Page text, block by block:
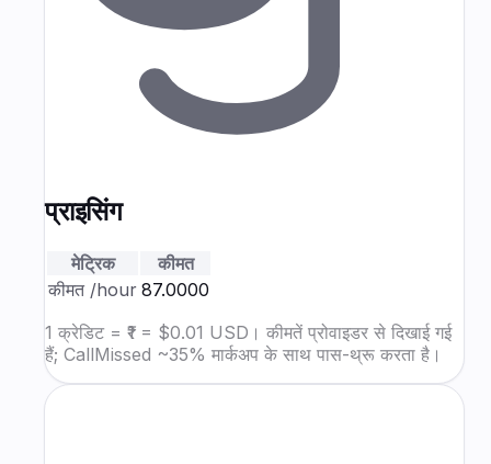
प्राइसिंग
मेट्रिक
कीमत
कीमत /hour ₹87.0000
1 क्रेडिट = ₹1 = $0.01 USD। कीमतें प्रोवाइडर से दिखाई गई
हैं; CallMissed ~35% मार्कअप के साथ पास-थ्रू करता है।